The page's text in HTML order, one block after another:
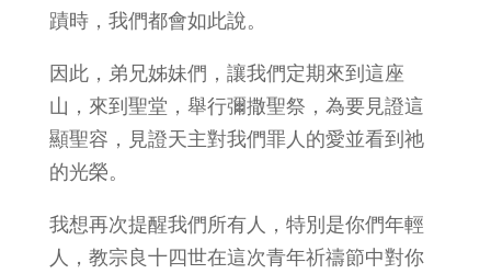
蹟時，我們都會如此說。
因此，弟兄姊妹們，讓我們定期來到這座
山，來到聖堂，舉行彌撒聖祭，為要見證這
顯聖容，見證天主對我們罪人的愛並看到祂
的光榮。
我想再次提醒我們所有人，特別是你們年輕
人，教宗良十四世在這次青年祈禱節中對你